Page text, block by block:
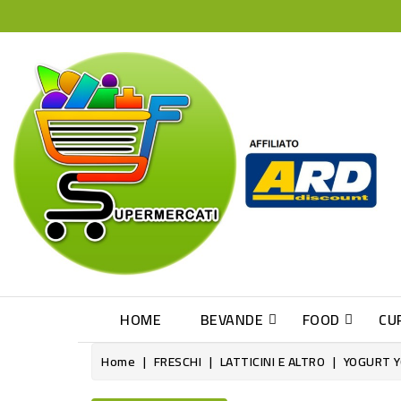
HOME BEVANDE FOOD
Home FRESCHI LATTICINI E ALTRO YOGURT